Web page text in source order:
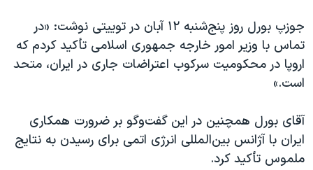
چهل سال گروگان‌گیری
قانون شفافیت دارائی کادر رهبری ایران
اعتراضات مردمی آبان ۹۸
نرگس محمدی برنده جایزه نوبل صلح
همایش محافظه‌کاران آمریکا «سی‌پک»
جوزپ بورل روز پنج‌شنبه ۱۲ آبان در توییتی نوشت: «در
تماس با وزیر امور خارجه جمهوری اسلامی تأکید کردم که
اروپا در محکومیت سرکوب اعتراضات جاری در ایران، متحد
است.»
آقای بورل همچنین در این گفت‌وگو بر ضرورت همکاری
ایران با آژانس بین‌المللی انرژی اتمی برای رسیدن به نتایج
ملموس تأکید کرد.